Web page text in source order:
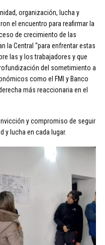
organización, lucha y
el encuentro para reafirmar la
de crecimiento de las
la Central “para enfrentar estas
las y los trabajadores y que
del sometimiento a
como el FMI y Banco
más reaccionaria en el
y compromiso de seguir
y lucha en cada lugar.